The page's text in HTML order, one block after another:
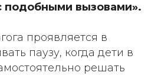
подобными вызовами».
проявляется в
паузу, когда дети в
решать